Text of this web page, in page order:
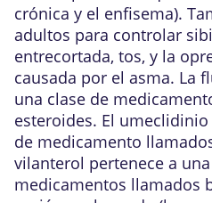
crónica y el enfisema).
adultos para controlar
entrecortada, tos, y la
causada por el asma. La
una clase de
esteroides. El
de medicamento
vilanterol pertenece a
medicamentos llamados